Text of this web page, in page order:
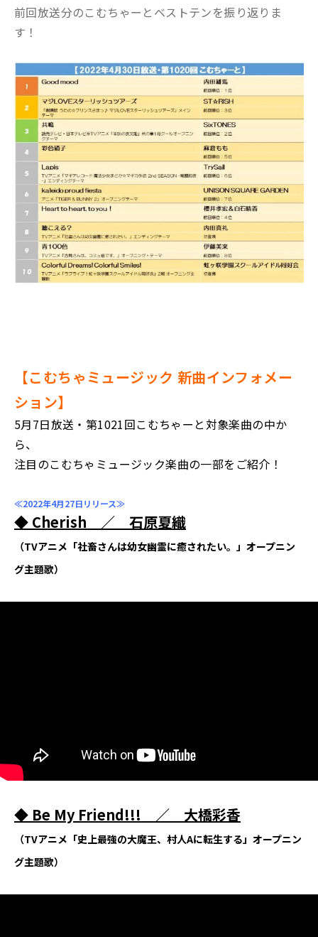
前回放送分のこむちゃーとベストテンを振り返りま
す！
【こむちゃミュージック 新曲インフォメー
ション】
5月7日放送・第1021回こむちゃーと対象楽曲の中か
ら、
注目のこむちゃミュージック楽曲の一部をご紹介！
≪2022年4月27日リリース≫
◆ Cherish ／ 石原夏織
（TVアニメ「社畜さんは幼女幽霊に癒されたい。」オープニン
グ主題歌）
◆ Be My Friend!!! ／ 大橋彩香
（TVアニメ「史上最強の大魔王、村人Aに転生する」オープニン
グ主題歌）